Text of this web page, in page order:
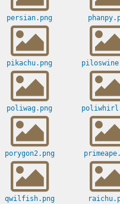
persian.png
pikachu.png
poliwag.png
porygon2.png
qwilfish.png